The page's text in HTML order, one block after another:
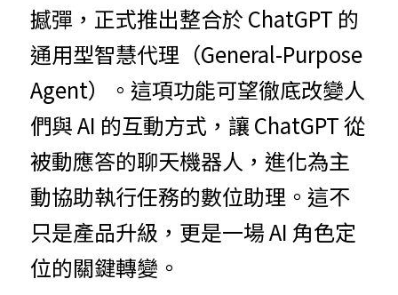
撼彈，正式推出整合於 ChatGPT 的
通用型智慧代理（General-Purpose
Agent）。這項功能可望徹底改變人
們與 AI 的互動方式，讓 ChatGPT 從
被動應答的聊天機器人，進化為主
動協助執行任務的數位助理。這不
只是產品升級，更是一場 AI 角色定
位的關鍵轉變。